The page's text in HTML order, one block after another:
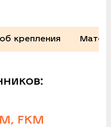
крепления
FKM